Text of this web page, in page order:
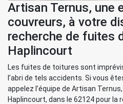
Artisan Ternus, une
couvreurs, à votre
recherche de fuites
Haplincourt
Les fuites de toitures sont
l’abri de tels accidents. Si vous
appelez l’équipe de Artisan
Haplincourt, dans le 62124 pour la